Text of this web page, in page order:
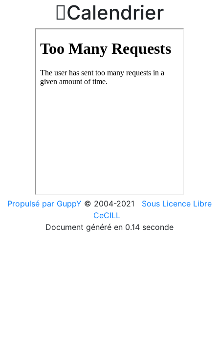
Calendrier
Propulsé par GuppY © 2004-2021
Sous Licence Libre
CeCILL
Document généré en 0.14 seconde